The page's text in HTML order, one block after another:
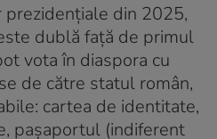
din 2025,
dublă față de primul
vota în diaspora cu
de către statul român,
cartea de identitate,
pașaportul (indiferent